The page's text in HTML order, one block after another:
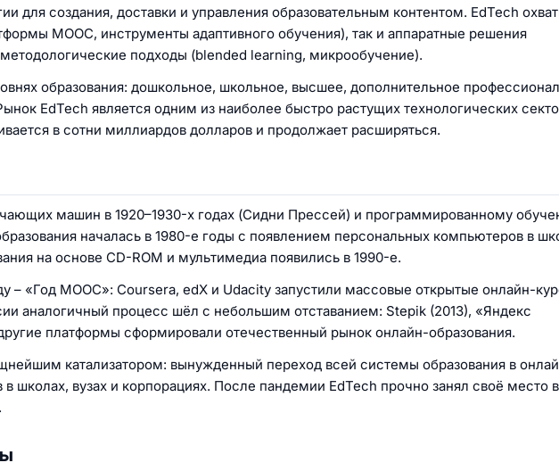
создания, доставки и управления образовательным контентом. EdTech
MOOC, инструменты адаптивного обучения), так и аппаратные решения
подходы (blended learning, микрообучение).
образования: дошкольное, школьное, высшее, дополнительное
EdTech является одним из наиболее быстро растущих технологических
в сотни миллиардов долларов и продолжает расширяться.
машин в 1920–1930-х годах (Сидни Прессей) и программированному
началась в 1980-е годы с появлением персональных компьютеров в
на основе CD-ROM и мультимедиа появились в 1990-е.
– «Год MOOC»: Coursera, edX и Udacity запустили массовые открытые онлайн-
аналогичный процесс шёл с небольшим отставанием: Stepik (2013), «Яндекс
платформы сформировали отечественный рынок онлайн-образования.
катализатором: вынужденный переход всей системы образования в
школах, вузах и корпорациях. После пандемии EdTech прочно занял своё место в